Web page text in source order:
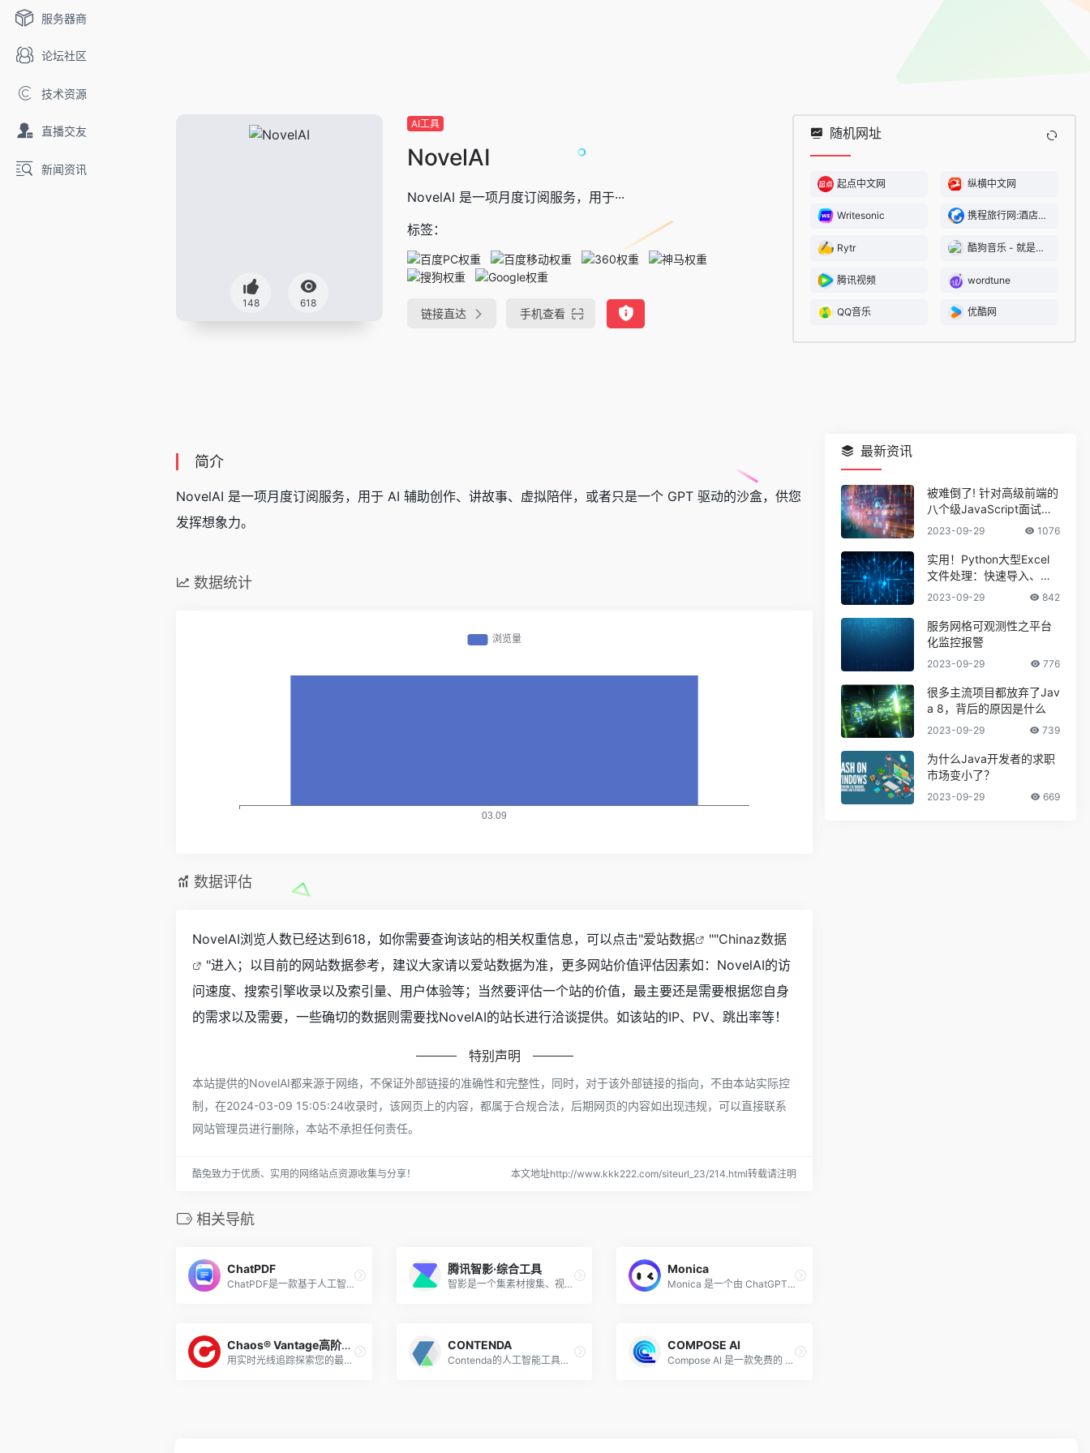
服务器商
论坛社区
技术资源
直播交友
新闻资讯
148 618
AI工具
NovelAI
NovelAI 是一项月度订阅服务，用于···
标签：
链接直达 手机查看
随机网址
起点中文网 纵横中文网
Writesonic 携程旅行网:酒店预订,机票预订查询,旅游度假,商旅管理
Rytr 酷狗音乐 - 就是歌多！小说相声也很多！
腾讯视频 wordtune
QQ音乐 优酷网
简介
NovelAI 是一项月度订阅服务，用于 AI 辅助创作、讲故事、虚拟陪伴，或者只是一个 GPT 驱动的沙盒，供您
发挥想象力。
数据统计
数据评估
NovelAI浏览人数已经达到618，如你需要查询该站的相关权重信息，可以点击"爱站数据 ""Chinaz数据
"进入；以目前的网站数据参考，建议大家请以爱站数据为准，更多网站价值评估因素如：NovelAI的访
问速度、搜索引擎收录以及索引量、用户体验等；当然要评估一个站的价值，最主要还是需要根据您自身
的需求以及需要，一些确切的数据则需要找NovelAI的站长进行洽谈提供。如该站的IP、PV、跳出率等！
特别声明
本站提供的NovelAI都来源于网络，不保证外部链接的准确性和完整性，同时，对于该外部链接的指向，不由本站实际控
制，在2024-03-09 15:05:24收录时，该网页上的内容，都属于合规合法，后期网页的内容如出现违规，可以直接联系
网站管理员进行删除，本站不承担任何责任。
酷兔致力于优质、实用的网络站点资源收集与分享！ 本文地址http://www.kkk222.com/siteurl_23/214.html转载请注明
相关导航
ChatPDF
ChatPDF是一款基于人工智能技术的文···
腾讯智影·综合工具
智影是一个集素材搜集、视频剪辑、后期包装···
Monica
Monica 是一个由 ChatGPT ···
Chaos® Vantage高阶应用
用实时光线追踪探索您的最复杂的3D场景。···
CONTENDA
Contenda的人工智能工具以新格式重···
COMPOSE AI
Compose AI 是一款免费的 Ch···
最新资讯
被难倒了! 针对高级前端的
八个级JavaScript面试问
题
2023-09-29 1076
实用！Python大型Excel
文件处理：快速导入、导
出与批量处理
2023-09-29 842
服务网格可观测性之平台
化监控报警
2023-09-29 776
很多主流项目都放弃了Jav
a 8，背后的原因是什么
2023-09-29 739
为什么Java开发者的求职
市场变小了？
2023-09-29 669